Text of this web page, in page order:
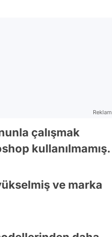
Reklam
çalışmak
kullanılmamış.
ve marka